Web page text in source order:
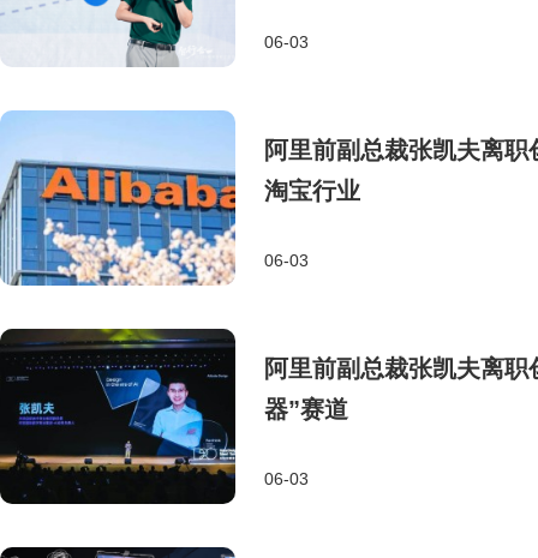
06-03
阿里前副总裁张凯夫离
淘宝行业
06-03
阿里前副总裁张凯夫离
器”赛道
06-03